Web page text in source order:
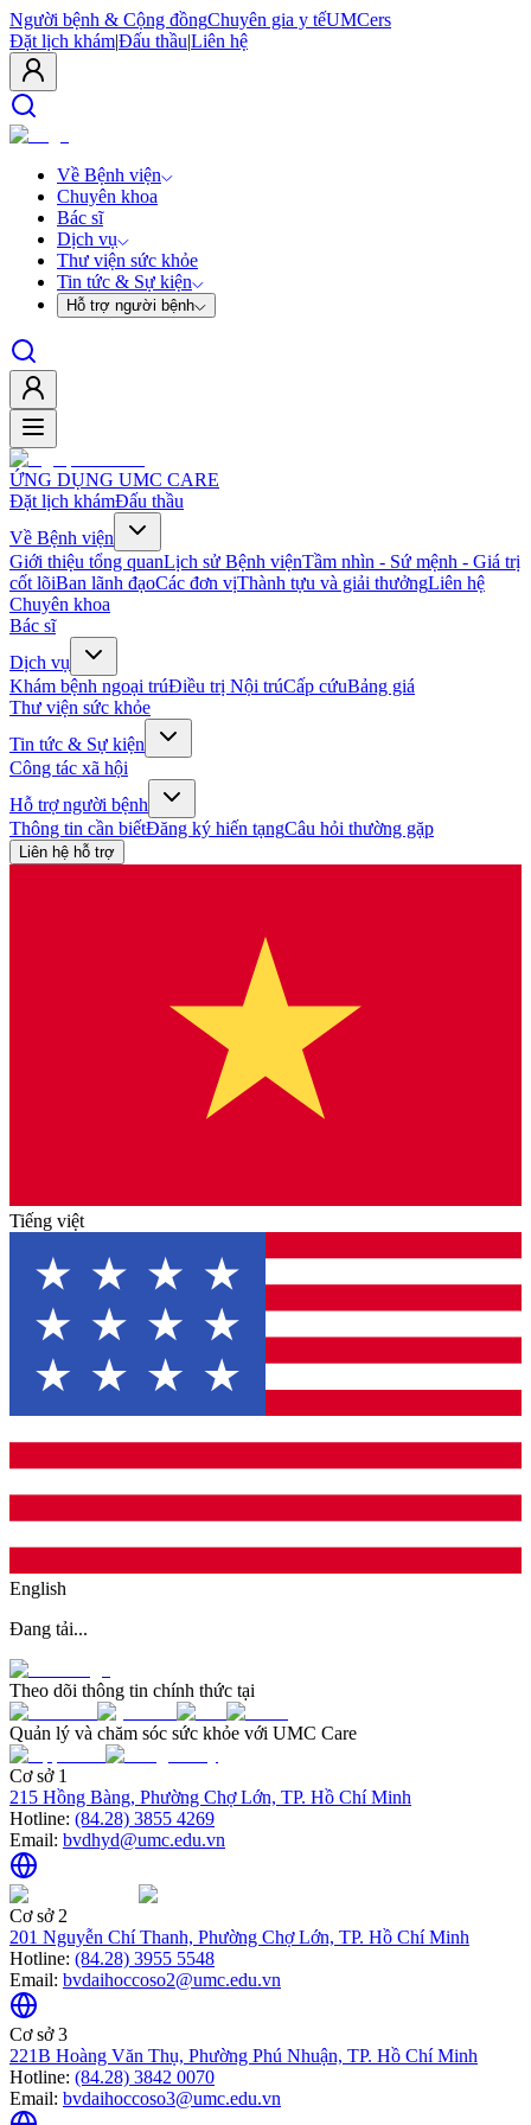
Người bệnh & Cộng đồngChuyên gia y tếUMCers
Đặt lịch khám|Đấu thầu|Liên hệ
Về Bệnh viện
Chuyên khoa
Bác sĩ
Dịch vụ
Thư viện sức khỏe
Tin tức & Sự kiện
Hỗ trợ người bệnh
ỨNG DỤNG UMC CARE
Đặt lịch khámĐấu thầu
Về Bệnh viện
Giới thiệu tổng quanLịch sử Bệnh việnTầm nhìn - Sứ mệnh - Giá trị
cốt lõiBan lãnh đạoCác đơn vịThành tựu và giải thưởngLiên hệ
Chuyên khoa
Bác sĩ
Dịch vụ
Khám bệnh ngoại trúĐiều trị Nội trúCấp cứuBảng giá
Thư viện sức khỏe
Tin tức & Sự kiện
Công tác xã hội
Hỗ trợ người bệnh
Thông tin cần biếtĐăng ký hiến tạngCâu hỏi thường gặp
Liên hệ hỗ trợ
Tiếng việt
English
Đang tải...
Theo dõi thông tin chính thức tại
Quản lý và chăm sóc sức khỏe với UMC Care
Cơ sở 1
215 Hồng Bàng, Phường Chợ Lớn, TP. Hồ Chí Minh
Hotline: (84.28) 3855 4269
Email: bvdhyd@umc.edu.vn
Cơ sở 2
201 Nguyễn Chí Thanh, Phường Chợ Lớn, TP. Hồ Chí Minh
Hotline: (84.28) 3955 5548
Email: bvdaihoccoso2@umc.edu.vn
Cơ sở 3
221B Hoàng Văn Thụ, Phường Phú Nhuận, TP. Hồ Chí Minh
Hotline: (84.28) 3842 0070
Email: bvdaihoccoso3@umc.edu.vn